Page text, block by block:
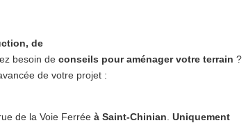
de
besoin de conseils pour aménager votre terrain ?
de votre projet :
rue de la Voie Ferrée à Saint-Chinian Uniquement